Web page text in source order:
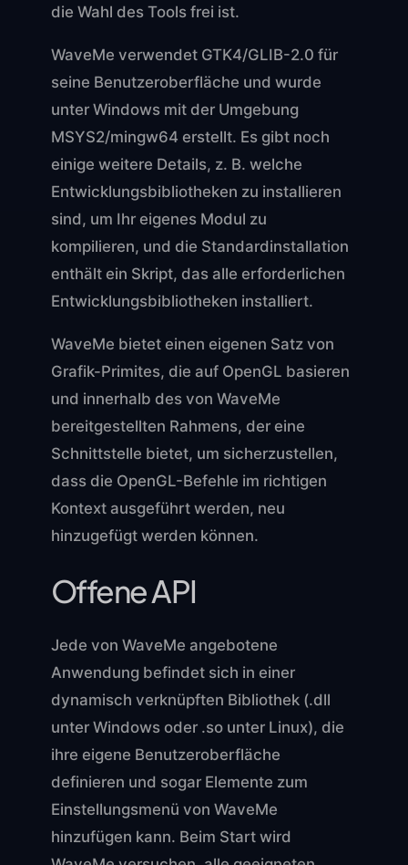
die Wahl des Tools frei ist.
WaveMe verwendet GTK4/GLIB-2.0 für
seine Benutzeroberfläche und wurde
unter Windows mit der Umgebung
MSYS2/mingw64 erstellt. Es gibt noch
einige weitere Details, z. B. welche
Entwicklungsbibliotheken zu installieren
sind, um Ihr eigenes Modul zu
kompilieren, und die Standardinstallation
enthält ein Skript, das alle erforderlichen
Entwicklungsbibliotheken installiert.
WaveMe bietet einen eigenen Satz von
Grafik-Primites, die auf OpenGL basieren
und innerhalb des von WaveMe
bereitgestellten Rahmens, der eine
Schnittstelle bietet, um sicherzustellen,
dass die OpenGL-Befehle im richtigen
Kontext ausgeführt werden, neu
hinzugefügt werden können.
Offene API
Jede von WaveMe angebotene
Anwendung befindet sich in einer
dynamisch verknüpften Bibliothek (.dll
unter Windows oder .so unter Linux), die
ihre eigene Benutzeroberfläche
definieren und sogar Elemente zum
Einstellungsmenü von WaveMe
hinzufügen kann. Beim Start wird